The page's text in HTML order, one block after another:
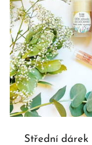
Střední dárek